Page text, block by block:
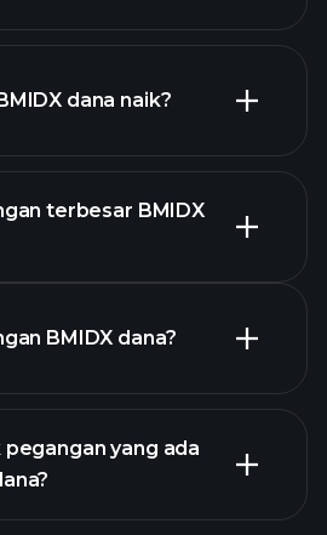
dana naik?
grafik BMIDX dana
terbesar BMIDX
BMIDX dana?
yang ada